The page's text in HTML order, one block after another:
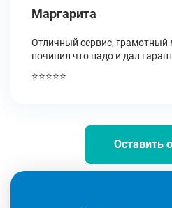
Маргарита
Отличный сервис, грамотный
починил что надо и дал
⭐⭐⭐⭐⭐
Оставить